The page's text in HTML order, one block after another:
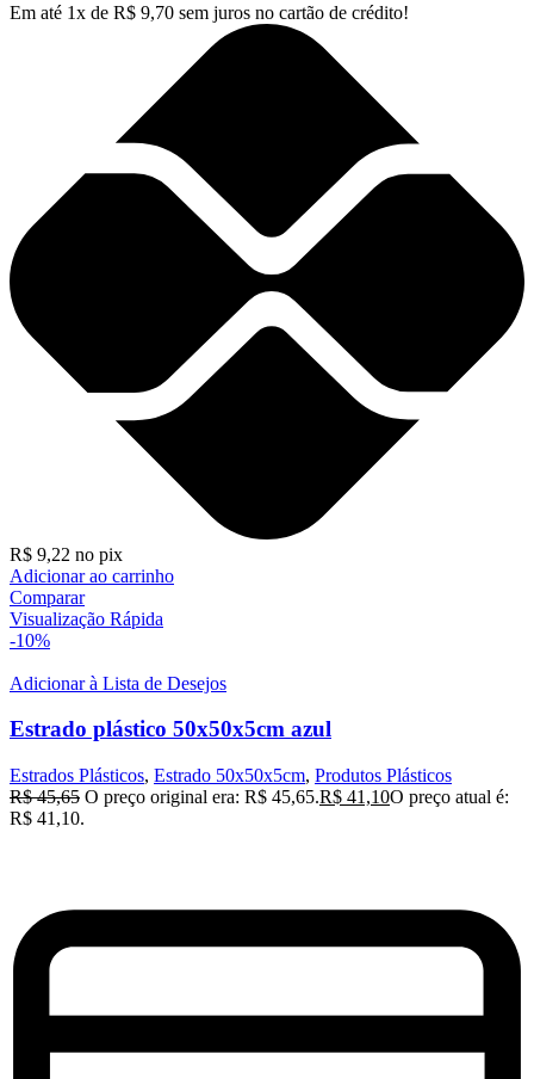
Em até 1x de R$ 9,70 sem juros no cartão de crédito!
R$ 9,22 no pix
Adicionar ao carrinho
Comparar
Visualização Rápida
-10%
Adicionar à Lista de Desejos
Estrado plástico 50x50x5cm azul
Estrados Plásticos, Estrado 50x50x5cm, Produtos Plásticos
R$45,65 O preço original era: R$ 45,65.R$ 41,10O preço atual é:
R$ 41,10.